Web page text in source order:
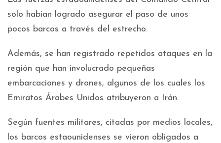
solo habían logrado asegurar el paso de unos
pocos barcos a través del estrecho.
Además, se han registrado repetidos ataques en la
región que han involucrado pequeñas
embarcaciones y drones, algunos de los cuales los
Emiratos Árabes Unidos atribuyeron a Irán.
Según fuentes militares, citadas por medios locales,
los barcos estaounidenses se vieron obligados a